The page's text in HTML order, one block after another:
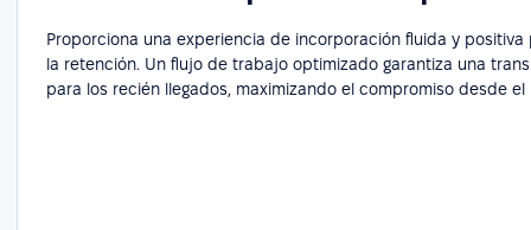
Proporciona una experiencia de incorporación fluida y positiva
la retención. Un flujo de trabajo optimizado garantiza una
para los recién llegados, maximizando el compromiso desde el